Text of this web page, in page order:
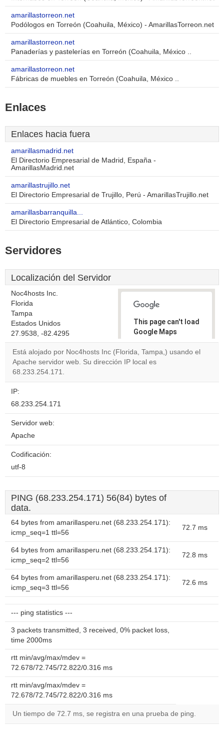
amarillastorreon.net
Podólogos en Torreón (Coahuila, México) - AmarillasTorreon.net
amarillastorreon.net
Panaderías y pastelerías en Torreón (Coahuila, México ..
amarillastorreon.net
Fábricas de muebles en Torreón (Coahuila, México ..
Enlaces
Enlaces hacia fuera
amarillasmadrid.net
El Directorio Empresarial de Madrid, España -
AmarillasMadrid.net
amarillastrujillo.net
El Directorio Empresarial de Trujillo, Perú - AmarillasTrujillo.net
amarillasbarranquilla...
El Directorio Empresarial de Atlántico, Colombia
Servidores
Localización del Servidor
Noc4hosts Inc.
Florida
Tampa
Estados Unidos
27.9538, -82.4295
This page can't load
Google Maps
correctly.
Do you
Está alojado por Noc4hosts Inc (Florida, Tampa,) usando el
Apache servidor web. Su dirección IP local es
68.233.254.171.
IP:
68.233.254.171
Servidor web:
Apache
Codificación:
utf-8
PING (68.233.254.171) 56(84) bytes of
data.
64 bytes from amarillasperu.net (68.233.254.171):
icmp_seq=1 ttl=56
72.7 ms
64 bytes from amarillasperu.net (68.233.254.171):
icmp_seq=2 ttl=56
72.8 ms
64 bytes from amarillasperu.net (68.233.254.171):
icmp_seq=3 ttl=56
72.6 ms
--- ping statistics ---
3 packets transmitted, 3 received, 0% packet loss,
time 2000ms
rtt min/avg/max/mdev =
72.678/72.745/72.822/0.316 ms
rtt min/avg/max/mdev =
72.678/72.745/72.822/0.316 ms
Un tiempo de 72.7 ms, se registra en una prueba de ping.